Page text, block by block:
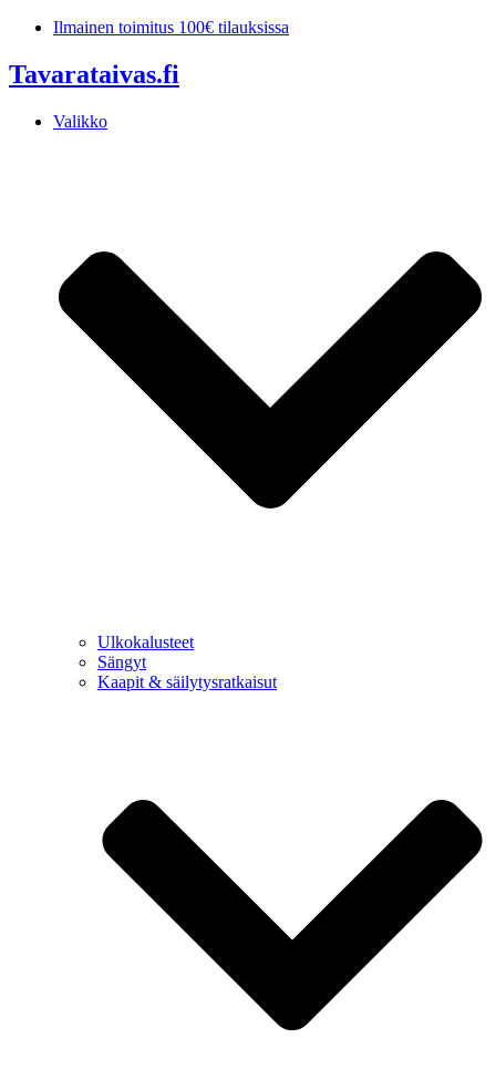
Mene
Ilmainen toimitus 100€ tilauksissa
Tavarataivas.fi
Valikko
Ulkokalusteet
Sängyt
Kaapit & säilytysratkaisut